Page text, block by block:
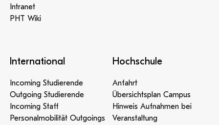
Intranet
PHT Wiki
International
Incoming Studierende
Outgoing Studierende
Incoming Staff
Personalmobilität Outgoings
Hochschule
Anfahrt
Übersichtsplan Campus
Hinweis Aufnahmen bei
Veranstaltung